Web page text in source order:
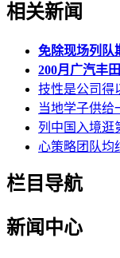
相关新闻
免除现场列队
200月广汽丰
技性是公司得
当地学子供给
列中国入境逛
心策略团队均
栏目导航
新闻中心